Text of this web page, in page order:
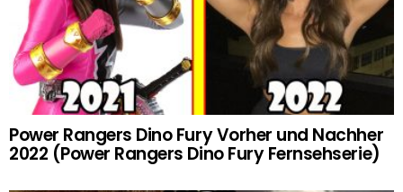
Power Rangers Dino Fury Vorher und Nachher
2022 (Power Rangers Dino Fury Fernsehserie)